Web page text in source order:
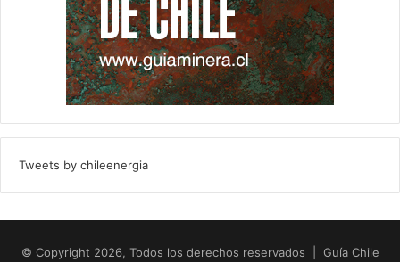
Tweets by chileenergia
© Copyright 2026, Todos los derechos reservados | Guía Chile